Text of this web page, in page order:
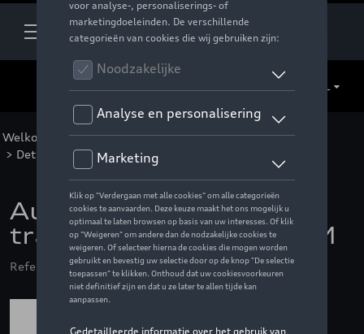
Welkom Voor u >F1 Collectie >Kleding >Mannen
> Detail
Audi F1 Fan korte
trainingsbroek, grijs - M
Referentie: ZZQ3132601103